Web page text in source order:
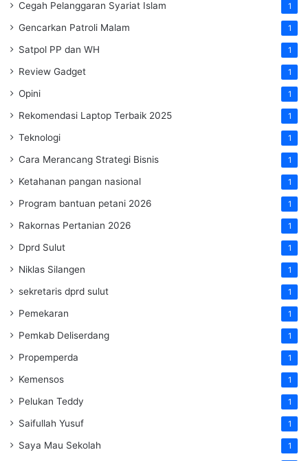
Cegah Pelanggaran Syariat Islam 1
Gencarkan Patroli Malam 1
Satpol PP dan WH 1
Review Gadget 1
Opini 1
Rekomendasi Laptop Terbaik 2025 1
Teknologi 1
Cara Merancang Strategi Bisnis 1
Ketahanan pangan nasional 1
Program bantuan petani 2026 1
Rakornas Pertanian 2026 1
Dprd Sulut 1
Niklas Silangen 1
sekretaris dprd sulut 1
Pemekaran 1
Pemkab Deliserdang 1
Propemperda 1
Kemensos 1
Pelukan Teddy 1
Saifullah Yusuf 1
Saya Mau Sekolah 1